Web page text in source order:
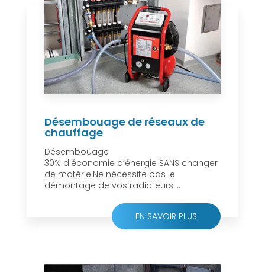
Désembouage de réseaux de
chauffage
Désembouage
30% d'économie d’énergie SANS changer
de matérielNe nécessite pas le
démontage de vos radiateurs....
EN SAVOIR PLUS